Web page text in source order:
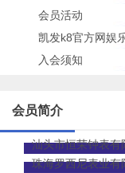
会员活动
凯发k8官方网娱
的公告
入会须知
会员简介
汕头市恒荣钟表有
珠海罗西尼表业有